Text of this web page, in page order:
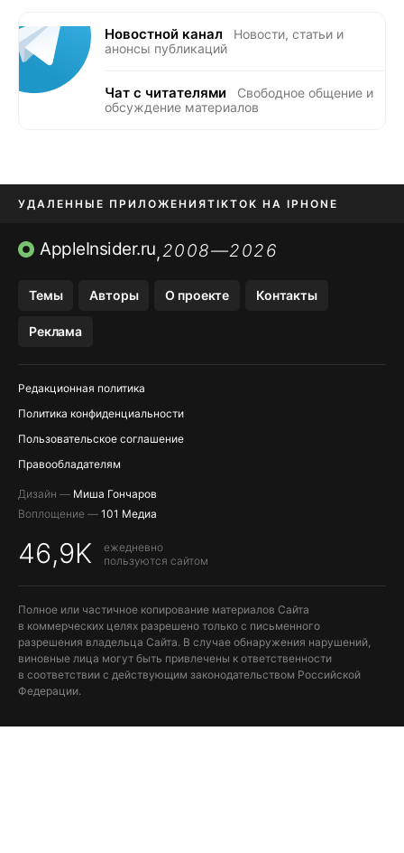
Новостной канал
Новости, статьи и
анонсы публикаций
Чат с читателями
Свободное общение и
обсуждение материалов
УДАЛЕННЫЕ ПРИЛОЖЕНИЯTIKTOK НА IPHONE
ПРИЛОЖЕНИЯ БЕЗ APP STORE
AppleInsider.ru,2008—2026
Темы Авторы О проекте Контакты
Реклама
Редакционная политика
Политика конфиденциальности
Пользовательское соглашение
Правообладателям
Дизайн — Миша Гончаров
Воплощение — 101 Медиа
46,9K
ежедневно
пользуются сайтом
Полное или частичное копирование материалов Сайта
в коммерческих целях разрешено только с письменного
разрешения владельца Сайта. В случае обнаружения нарушений,
виновные лица могут быть привлечены к ответственности
в соответствии с действующим законодательством Российской
Федерации.